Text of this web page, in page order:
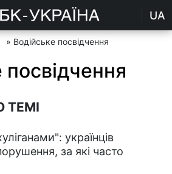
UA
» Водійське посвідчення
посвідчення
ТЕМІ
українців
за які часто